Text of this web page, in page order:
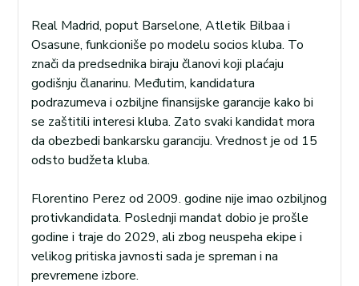
Real Madrid, poput Barselone, Atletik Bilbaa i
Osasune, funkcioniše po modelu socios kluba. To
znači da predsednika biraju članovi koji plaćaju
godišnju članarinu. Međutim, kandidatura
podrazumeva i ozbiljne finansijske garancije kako bi
se zaštitili interesi kluba. Zato svaki kandidat mora
da obezbedi bankarsku garanciju. Vrednost je od 15
odsto budžeta kluba.
Florentino Perez od 2009. godine nije imao ozbiljnog
protivkandidata. Poslednji mandat dobio je prošle
godine i traje do 2029, ali zbog neuspeha ekipe i
velikog pritiska javnosti sada je spreman i na
prevremene izbore.